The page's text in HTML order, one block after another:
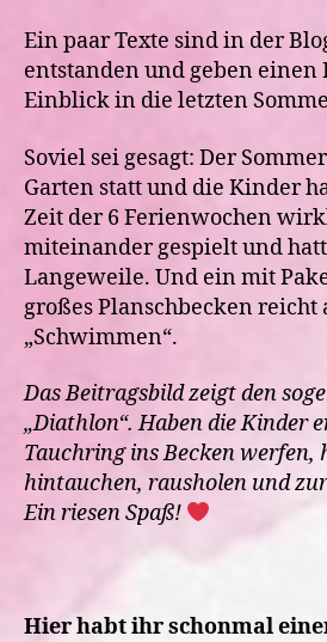
Ein paar Texte sind in der
entstanden und geben
Einblick in die letzten
Soviel sei gesagt: Der
Garten statt und die Kinder
Zeit der 6 Ferienwochen
miteinander gespielt und
Langeweile. Und ein mit
großes Planschbecken reicht
„Schwimmen“.
Das Beitragsbild zeigt den
„Diathlon“. Haben die Kinder
Tauchring ins Becken
hintauchen, rausholen und
Ein riesen Spaß!
Hier habt ihr schonmal